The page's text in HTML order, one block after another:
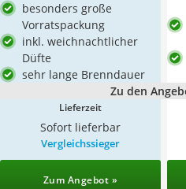
besonders große
Vorratspackung
inkl. weichnachtlicher
Düfte
sehr lange Brenndauer
Zu den
Lieferzeit
Sofort lieferbar
Vergleichssieger
Zum Angebot »